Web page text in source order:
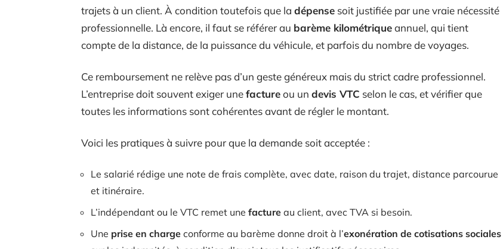
trajets à un client. À condition toutefois que la dépense soit justifiée par une vraie nécessité
professionnelle. Là encore, il faut se référer au barème kilométriqueannuel, qui tient
compte de la distance, de la puissance du véhicule, et parfois du nombre de voyages.
Ce remboursement ne relève pas d’un geste généreux mais du strict cadre professionnel.
L’entreprise doit souvent exiger unefactureou un devis VTC selon le cas, et vérifier que
toutes les informations sont cohérentes avant de régler le montant.
Voici les pratiques à suivre pour que la demande soit acceptée :
Le salarié rédige une note de frais complète, avec date, raison du trajet, distance parcourue
et itinéraire.
L’indépendant ou le VTC remet une facture au client, avec TVA si besoin.
Une prise en charge conforme au barème donne droit à l’exonération de cotisations sociales